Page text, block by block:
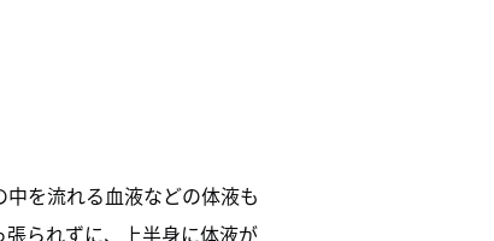
を流れる血液などの体液も
られずに、上半身に体液が